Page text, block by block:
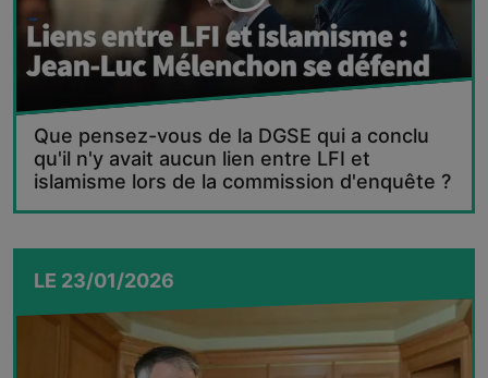
Que pensez-vous de la DGSE qui a conclu
qu'il n'y avait aucun lien entre LFI et
islamisme lors de la commission d'enquête ?
LE 23/01/2026